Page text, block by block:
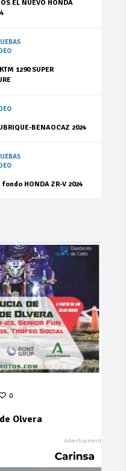
EL NUEVO HONDA
1290 SUPER
BENAOCAZ 2024
HONDA ZR-V 2024
0
Olvera